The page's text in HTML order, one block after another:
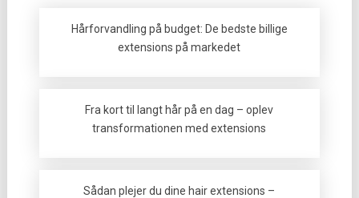
Hårforvandling på budget: De bedste billige
extensions på markedet
Fra kort til langt hår på en dag – oplev
transformationen med extensions
Sådan plejer du dine hair extensions –